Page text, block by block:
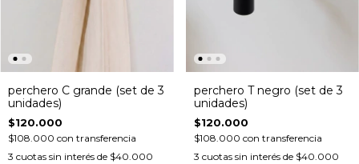
perchero C grande (set de 3
unidades)
$120.000
$108.000 con transferencia
3 cuotas sin interés de $40.000
perchero T negro (set de 3
unidades)
$120.000
$108.000 con transferencia
3 cuotas sin interés de $40.000